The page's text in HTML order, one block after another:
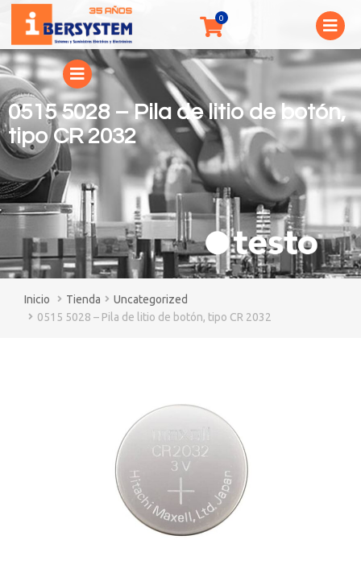
0515 5028 – Pila de litio de botón,
tipo CR 2032
You are here:
Tienda
Uncategorized
0515 5028 – Pila de litio de botón, tipo CR 2032